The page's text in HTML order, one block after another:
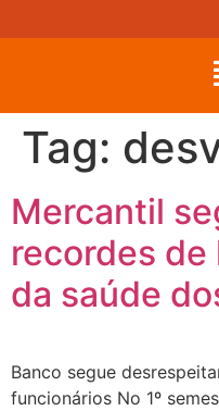
Tag:
Mercantil
recordes de
da saúde
Banco segue
funcionários No 1º